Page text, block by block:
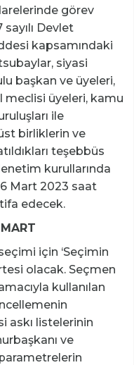
görev
Devlet
kapsamındaki
siyasi
başkan ve üyeleri,
meclisi üyeleri, kamu
ile
birliklerin ve
teşebbüs
kurullarında
Mart 2023 saat
edecek.
için ‘Seçimin
olacak. Seçmen
kullanılan
askı listelerinin
ve